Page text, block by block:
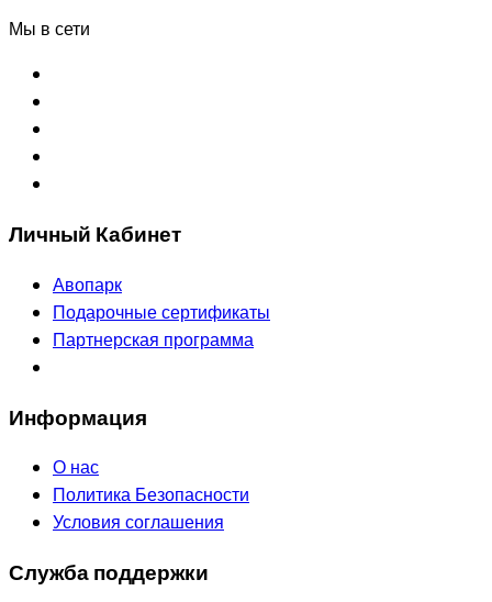
Мы в сети
Личный Кабинет
Авопарк
Подарочные сертификаты
Партнерская программа
Информация
О нас
Политика Безопасности
Условия соглашения
Служба поддержки